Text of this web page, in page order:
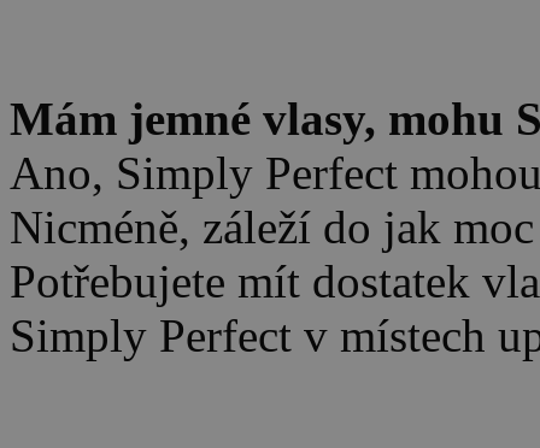
Mám jemné vlasy, mohu
Ano, Simply Perfect
Nicméně, záleží do jak
Potřebujete mít dostatek
Simply Perfect v místech